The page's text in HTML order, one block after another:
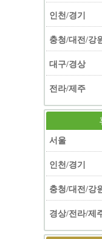
인천/경기
충청/대전/강
대구/경상
전라/제주
서울
인천/경기
충청/대전/강
경상/전라/제